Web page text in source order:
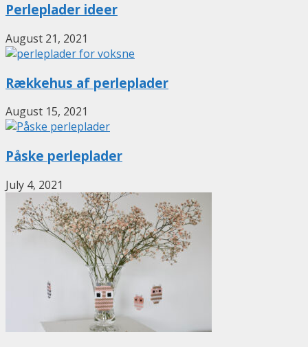
Perleplader ideer
August 21, 2021
Rækkehus af perleplader
August 15, 2021
Påske perleplader
July 4, 2021